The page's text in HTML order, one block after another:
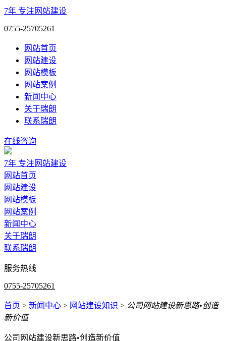
7年 专注网站建设
0755-25705261
网站首页
网站建设
网站模板
网站案例
新闻中心
关于瑞朗
联系瑞朗
在线咨询
7年 专注网站建设
网站首页
网站建设
网站模板
网站案例
新闻中心
关于瑞朗
联系瑞朗
服务热线
0755-25705261
首页 > 新闻中心 > 网站建设知识 > 公司网站建设新思路•创造
新价值
公司网站建设新思路•创造新价值